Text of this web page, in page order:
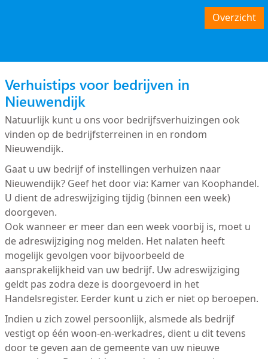
Overzicht
Verhuistips voor bedrijven in
Nieuwendijk
Natuurlijk kunt u ons voor bedrijfsverhuizingen ook
vinden op de bedrijfsterreinen in en rondom
Nieuwendijk.
Gaat u uw bedrijf of instellingen verhuizen naar
Nieuwendijk? Geef het door via: Kamer van Koophandel.
U dient de adreswijziging tijdig (binnen een week)
doorgeven.
Ook wanneer er meer dan een week voorbij is, moet u
de adreswijziging nog melden. Het nalaten heeft
mogelijk gevolgen voor bijvoorbeeld de
aansprakelijkheid van uw bedrijf. Uw adreswijziging
geldt pas zodra deze is doorgevoerd in het
Handelsregister. Eerder kunt u zich er niet op beroepen.
Indien u zich zowel persoonlijk, alsmede als bedrijf
vestigt op één woon-en-werkadres, dient u dit tevens
door te geven aan de gemeente van uw nieuwe